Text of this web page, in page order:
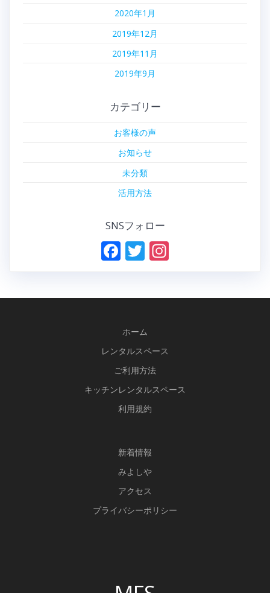
2020年1月
2019年12月
2019年11月
2019年9月
カテゴリー
お客様の声
お知らせ
未分類
活用方法
SNSフォロー
F
o
o
k
T
ホーム
レンタルスペース
ご利用方法
キッチンレンタルスペース
利用規約
新着情報
みよしや
アクセス
プライバシーポリシー